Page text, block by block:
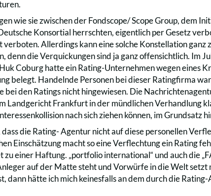
wie sie zwischen der Fondscope/ Scope Group, dem
Konsortial herrschten, eigentlich per Gesetz
Allerdings kann eine solche Konstellation ganz
denn die Verquickungen sind ja ganz offensichtlich. Im
Coburg hatte ein Rating-Unternehmen wegen eines
belegt. Handelnde Personen bei dieser Ratingfirma
den Ratings nicht hingewiesen. Die
Landgericht Frankfurt in der mündlichen Verhandlung
nach sich ziehen können, im Grundsatz
dass die Rating- Agentur nicht auf diese personellen
Einschätzung macht so eine Verflechtung ein Rating
einer Haftung. „portfolio international“ und auch die
auf der Matte steht und Vorwürfe in die Welt setzt
dann hätte ich mich keinesfalls an dem durch die